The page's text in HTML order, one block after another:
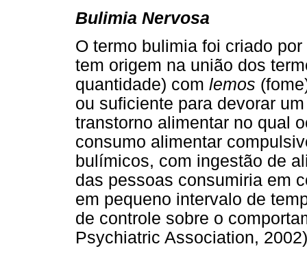
Bulimia Nervosa
O termo bulimia foi criado
tem origem na união dos
quantidade) com lemos
ou suficiente para devorar
transtorno alimentar no qual
consumo alimentar
bulímicos, com ingestão de
das pessoas consumiria em
em pequeno intervalo de
de controle sobre o
Psychiatric Association,